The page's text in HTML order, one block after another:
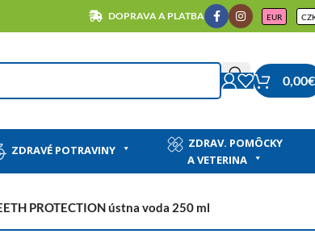
DOPRAVA A PLATBA EUR
0,00€
ZDRAVÉ POTRAVINY
ZDRAV. POMÔCKY
A VETERINA
PROTECTION ústna voda 250 ml